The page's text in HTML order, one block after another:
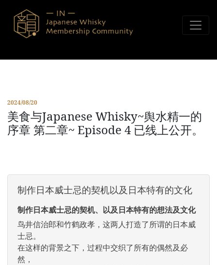
2024/08/20
美食与Japanese Whisky~舆水精一的
序章 第二章~ Episode 4 已线上公开。
制作日本威士忌的契机以及日本特有的文化
制作日本威士忌的契机、以及日本特有的想法及文化
鸟井信治郎和竹鹤政孝，这两人打造了所谓的日本威
士忌。
在这样的背景之下，过程中交织了所有的偶然及必
然，